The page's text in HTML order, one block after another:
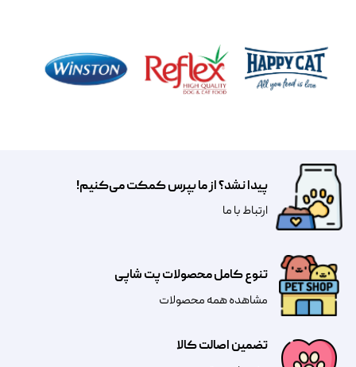
تضمین اصالت کالا
تنوع کامل محصولات پت شاپی
مشاهده همه محصولات
پیدا نشد؟ از ما بپرس کمکت می‌کنیم!
​​​ارتباط با ما